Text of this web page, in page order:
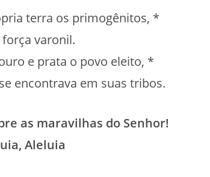
terra os primogênitos, *
varonil.
e prata o povo eleito, *
encontrava em suas tribos.
as maravilhas do Senhor!
Aleluia